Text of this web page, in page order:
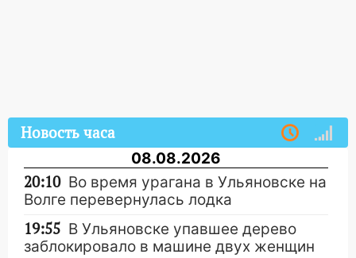
Новость часа
08.08.2026
20:10 Во время урагана в Ульяновске на
Волге перевернулась лодка
19:55 В Ульяновске упавшее дерево
заблокировало в машине двух женщин